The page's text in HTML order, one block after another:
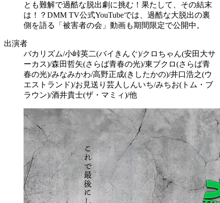
とも難解で過酷な脱出劇に挑む！果たして、その結末
は！？DMM TV公式YouTubeでは、過酷な大脱出の裏
側を語る「被害者の会」動画も期間限定で公開中。
出演者
バカリズム/小峠英二(バイきんぐ)/クロちゃん(安田大サ
ーカス)/森田哲矢(さらば青春の光)/東ブクロ(さらば青
春の光)/みなみかわ/高野正成(きしたかの)/井口浩之(ウ
エストランド)/お見送り芸人しんいち/みちお(トム・ブ
ラウン)/酒井貴士(ザ・マミィ)/他